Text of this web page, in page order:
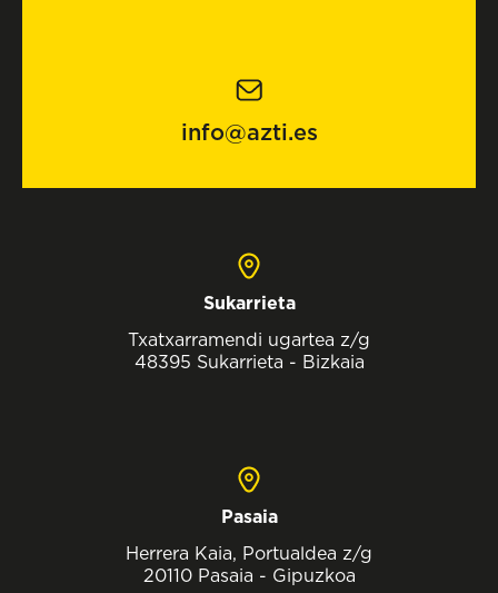
info@azti.es
Sukarrieta
Txatxarramendi ugartea z/g
48395 Sukarrieta - Bizkaia
Pasaia
Herrera Kaia, Portualdea z/g
20110 Pasaia - Gipuzkoa